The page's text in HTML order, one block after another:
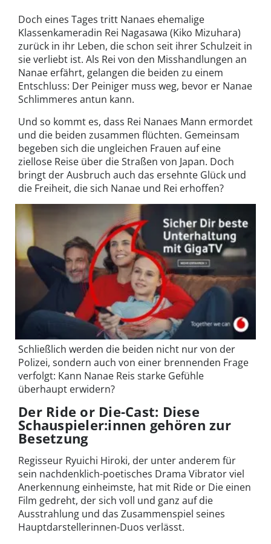
Doch eines Tages tritt Nanaes ehemalige
Klassenkameradin Rei Nagasawa (Kiko Mizuhara)
zurück in ihr Leben, die schon seit ihrer Schulzeit in
sie verliebt ist. Als Rei von den Misshandlungen an
Nanae erfährt, gelangen die beiden zu einem
Entschluss: Der Peiniger muss weg, bevor er Nanae
Schlimmeres antun kann.
Und so kommt es, dass Rei Nanaes Mann ermordet
und die beiden zusammen flüchten. Gemeinsam
begeben sich die ungleichen Frauen auf eine
ziellose Reise über die Straßen von Japan. Doch
bringt der Ausbruch auch das ersehnte Glück und
die Freiheit, die sich Nanae und Rei erhoffen?
Schließlich werden die beiden nicht nur von der
Polizei, sondern auch von einer brennenden Frage
verfolgt: Kann Nanae Reis starke Gefühle
überhaupt erwidern?
Der Ride or Die-Cast: Diese
Schauspieler:innen gehören zur
Besetzung
Regisseur Ryuichi Hiroki, der unter anderem für
sein nachdenklich-poetisches Drama Vibrator viel
Anerkennung einheimste, hat mit Ride or Die einen
Film gedreht, der sich voll und ganz auf die
Ausstrahlung und das Zusammenspiel seines
Hauptdarstellerinnen-Duos verlässt.